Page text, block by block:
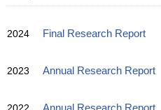
2024 Final Research Report
2023 Annual Research Report